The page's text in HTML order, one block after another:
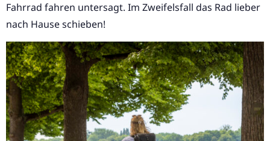
Fahrrad fahren untersagt. Im Zweifelsfall das Rad lieber
nach Hause schieben!